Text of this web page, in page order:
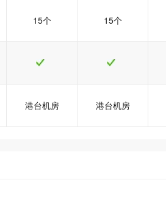
15个 15个
港台机房 港台机房